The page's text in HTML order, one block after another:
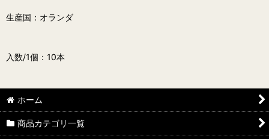
生産国：オランダ
入数/1個：10本
ホーム
商品カテゴリ一覧